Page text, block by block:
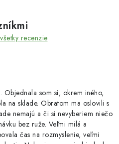
recenzie
som si, okrem iného,
na sklade. Obratom ma oslovili s
nemajú a či si nevyberiem niečo
bez ruže. Veľmi milá a
čas na rozmyslenie, veľmi